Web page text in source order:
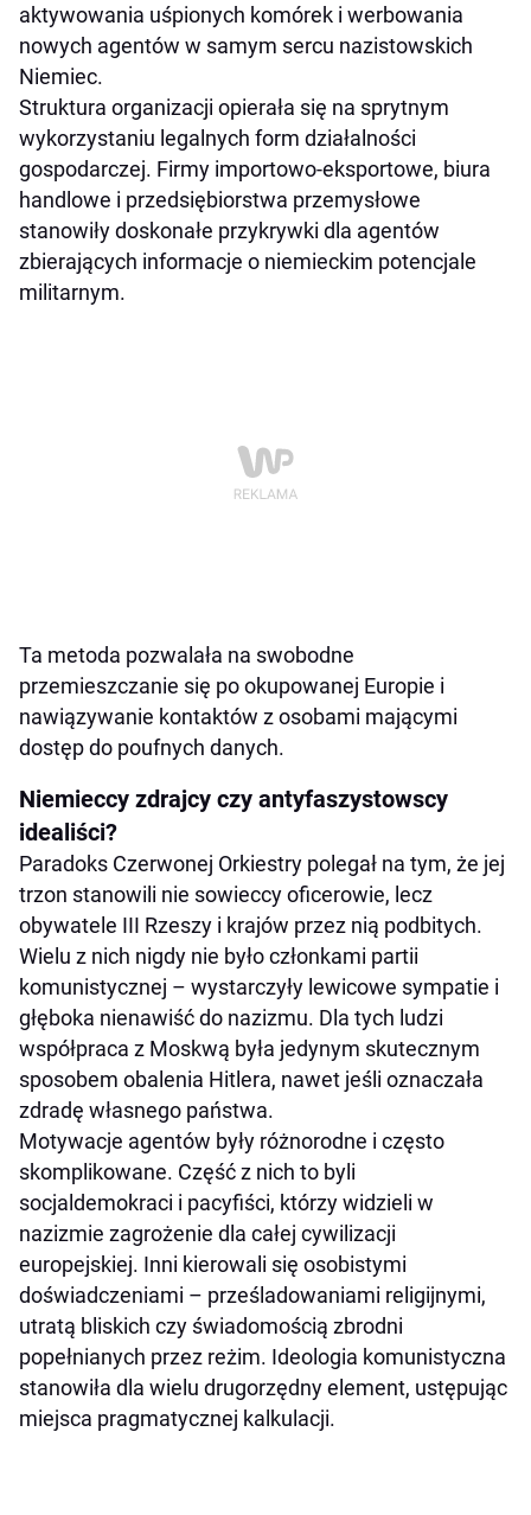
aktywowania uśpionych komórek i werbowania
nowych agentów w samym sercu nazistowskich
Niemiec.
Struktura organizacji opierała się na sprytnym
wykorzystaniu legalnych form działalności
gospodarczej. Firmy importowo-eksportowe, biura
handlowe i przedsiębiorstwa przemysłowe
stanowiły doskonałe przykrywki dla agentów
zbierających informacje o niemieckim potencjale
militarnym.
Ta metoda pozwalała na swobodne
przemieszczanie się po okupowanej Europie i
nawiązywanie kontaktów z osobami mającymi
dostęp do poufnych danych.
Niemieccy zdrajcy czy antyfaszystowscy
idealiści?
Paradoks Czerwonej Orkiestry polegał na tym, że jej
trzon stanowili nie sowieccy oficerowie, lecz
obywatele III Rzeszy i krajów przez nią podbitych.
Wielu z nich nigdy nie było członkami partii
komunistycznej – wystarczyły lewicowe sympatie i
głęboka nienawiść do nazizmu. Dla tych ludzi
współpraca z Moskwą była jedynym skutecznym
sposobem obalenia Hitlera, nawet jeśli oznaczała
zdradę własnego państwa.
Motywacje agentów były różnorodne i często
skomplikowane. Część z nich to byli
socjaldemokraci i pacyfiści, którzy widzieli w
nazizmie zagrożenie dla całej cywilizacji
europejskiej. Inni kierowali się osobistymi
doświadczeniami – prześladowaniami religijnymi,
utratą bliskich czy świadomością zbrodni
popełnianych przez reżim. Ideologia komunistyczna
stanowiła dla wielu drugorzędny element, ustępując
miejsca pragmatycznej kalkulacji.